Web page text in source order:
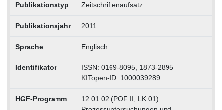
Publikationstyp Zeitschriftenaufsatz
Publikationsjahr 2011
Sprache Englisch
Identifikator
ISSN: 0169-8095, 1873-2895
KITopen-ID: 1000039289
HGF-Programm
12.01.02 (POF II, LK 01)